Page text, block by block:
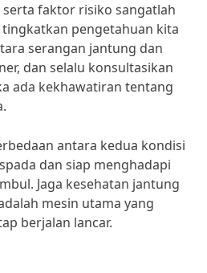
serta faktor risiko sangatlah
pengetahuan kita
serangan jantung dan
dan selalu konsultasikan
ada kekhawatiran tentang
antara kedua kondisi
dan siap menghadapi
Jaga kesehatan jantung
mesin utama yang
berjalan lancar.